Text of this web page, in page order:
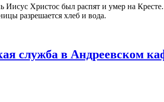
Христос был распят и умер на
разрешается хлеб и вода.
служба в Андреевском